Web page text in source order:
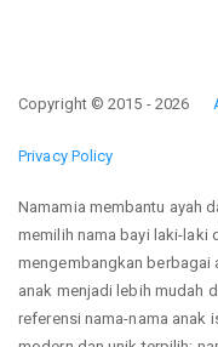
Copyright © 2015 - 2026
Privacy Policy
Namamia membantu ayah
memilih nama bayi laki-laki
mengembangkan berbagai
anak menjadi lebih mudah
referensi nama-nama anak